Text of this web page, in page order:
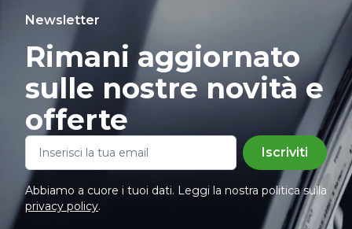
Newsletter
Rimani aggiornato
sulle nostre novità e
offerte
Iscriviti
Abbiamo a cuore i tuoi dati. Leggi la nostra politica sulla
privacy policy.